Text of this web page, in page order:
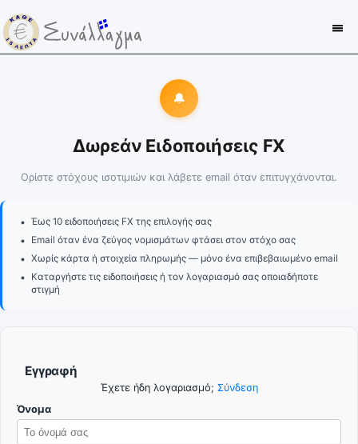
🔔
Δωρεάν Ειδοποιήσεις FX
Ορίστε στόχους ισοτιμιών και λάβετε email όταν επιτυγχάνονται.
• Έως 10 ειδοποιήσεις FX της επιλογής σας
• Email όταν ένα ζεύγος νομισμάτων φτάσει στον στόχο σας
• Χωρίς κάρτα ή στοιχεία πληρωμής — μόνο ένα επιβεβαιωμένο email
•
Καταργήστε τις ειδοποιήσεις ή τον λογαριασμό σας οποιαδήποτε
στιγμή
Εγγραφή
Έχετε ήδη λογαριασμό; Σύνδεση
Όνομα